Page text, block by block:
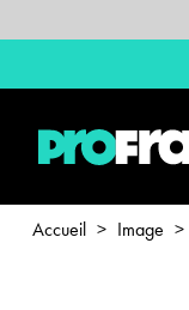
Accueil > Image >